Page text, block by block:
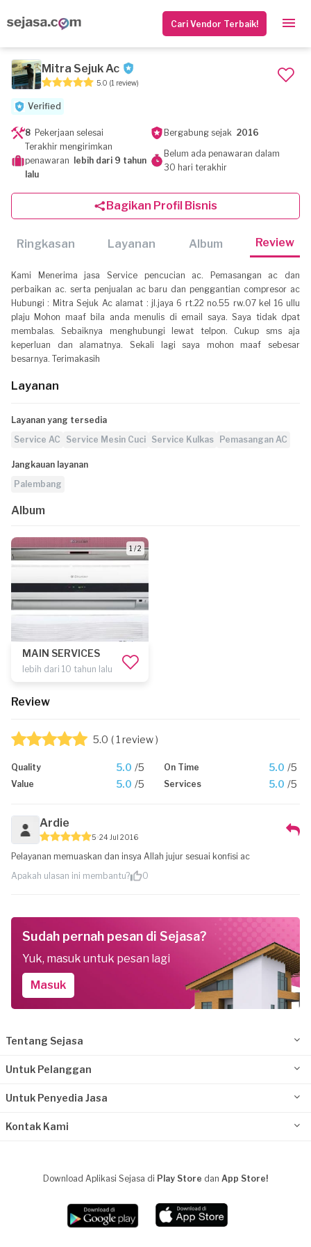
Cari Vendor Terbaik!
Mitra Sejuk Ac
5.0 (1 review)
Verified
8 Pekerjaan selesai Bergabung sejak 2016
Terakhir mengirimkan
penawaran
lebih dari 9 tahun
lalu
Belum ada penawaran dalam
30 hari terakhir
Bagikan Profil Bisnis
Ringkasan Layanan Album Review
Kami Menerima jasa Service pencucian ac. Pemasangan ac dan
perbaikan ac. serta penjualan ac baru dan penggantian compresor ac
Hubungi : Mitra Sejuk Ac alamat : jl.jaya 6 rt.22 no.55 rw.07 kel 16 ullu
plaju Mohon maaf bila anda menulis di email saya. Saya tidak dpat
membalas. Sebaiknya menghubungi lewat telpon. Cukup sms aja
keperluan dan alamatnya. Sekali lagi saya mohon maaf sebesar
besarnya. Terimakasih
Layanan
Layanan yang tersedia
Service AC
Service Mesin Cuci Service Kulkas Pemasangan AC
Jangkauan layanan
Palembang
Album
1 / 2
MAIN SERVICES
lebih dari 10 tahun lalu
Review
5.0 ( 1 review )
Quality 5.0 /5 On Time 5.0 /5
Value 5.0 /5 Services 5.0 /5
Ardie
5 24 Jul 2016
Pelayanan memuaskan dan insya Allah jujur sesuai konfisi ac
Apakah ulasan ini membantu?
0
Sudah pernah pesan di Sejasa?
Yuk, masuk untuk pesan lagi
Masuk
Tentang Sejasa
Untuk Pelanggan
Untuk Penyedia Jasa
Kontak Kami
Download Aplikasi Sejasa di Play Store dan App Store!